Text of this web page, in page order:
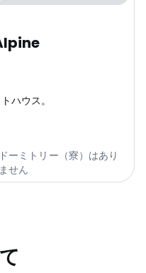
ハウス。
ドーミトリー（寮）はあり
ません